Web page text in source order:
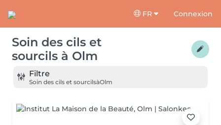
FR Connexion
Soin des cils et
sourcils à Olm
Filtre
Soin des cils et sourcilsàOlm